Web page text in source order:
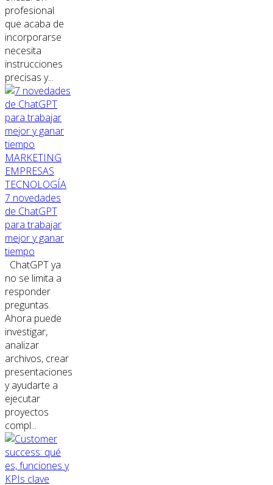
profesional
que acaba de
incorporarse
necesita
instrucciones
precisas y...
MARKETING
EMPRESAS
TECNOLOGÍA
7 novedades
de ChatGPT
para trabajar
mejor y ganar
tiempo
ChatGPT ya
no se limita a
responder
preguntas.
Ahora puede
investigar,
analizar
archivos, crear
presentaciones
y ayudarte a
ejecutar
proyectos
compl...